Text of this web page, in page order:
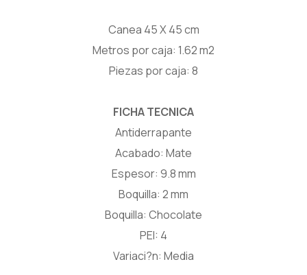
Canea 45 X 45 cm
Metros por caja: 1.62 m2
Piezas por caja: 8
FICHA TECNICA
Antiderrapante
Acabado: Mate
Espesor: 9.8 mm
Boquilla: 2 mm
Boquilla: Chocolate
PEI: 4
Variaci?n: Media